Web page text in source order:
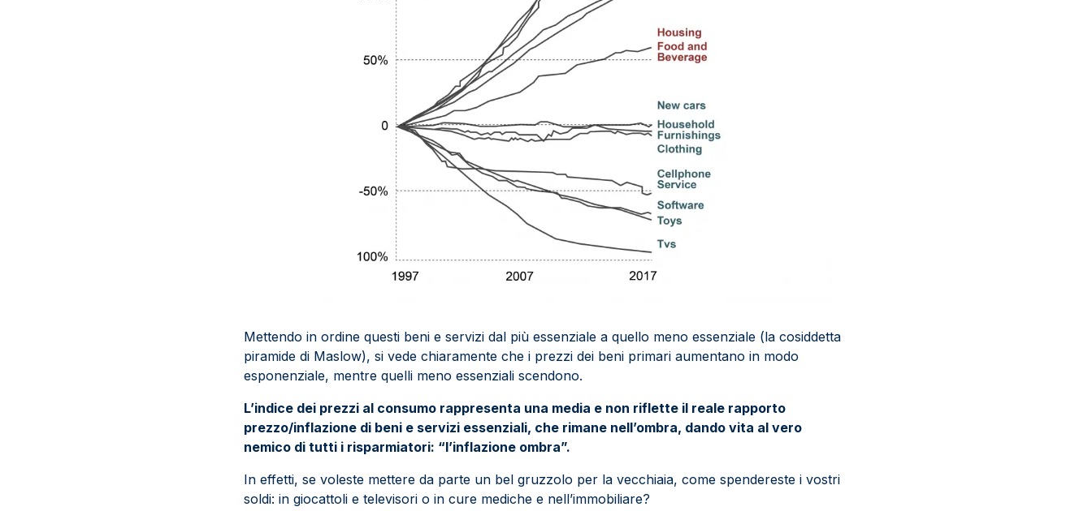
Mettendo in ordine questi beni e servizi dal più essenziale a quello meno essenziale (la cosiddetta
piramide di Maslow), si vede chiaramente che i prezzi dei beni primari aumentano in modo
esponenziale, mentre quelli meno essenziali scendono.
L’indice dei prezzi al consumo rappresenta una media e non riflette il reale rapporto
prezzo/inflazione di beni e servizi essenziali, che rimane nell’ombra, dando vita al vero
nemico di tutti i risparmiatori: “l’inflazione ombra”.
In effetti, se voleste mettere da parte un bel gruzzolo per la vecchiaia, come spendereste i vostri
soldi: in giocattoli e televisori o in cure mediche e nell’immobiliare?